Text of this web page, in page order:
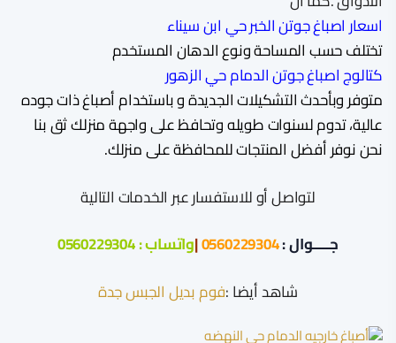
اسعار اصباغ جوتن الخبر حي ابن سيناء
تختلف حسب المساحة ونوع الدهان المستخدم
كتالوج اصباغ جوتن الدمام حي الزهور
متوفر وبأحدث التشكيلات الجديدة و باستخدام أصباغ ذات جوده
عالية، تدوم لسنوات طويله وتحافظ على واجهة منزلك ثق بنا
نحن نوفر أفضل المنتجات للمحافظة على منزلك.
لتواصل أو للاستفسار عبر الخدمات التالية
جـــــوال :0560229304
|واتساب :0560229304
شاهد أيضا :فوم بديل الجبس جدة